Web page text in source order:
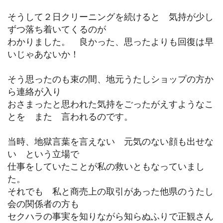
そうして２日クリーニングを続けると 気持が少し
ずつ落ち着いてくるのが
わかりました。 良かった、思ったよりも回復は早
いじゃあないか！
そう思ったのも束の間、地元うたしショップの方か
ら連絡が入り
おさまったと思われた気持をごったがえすようなこ
とを また 言われるのです。
当時、地獄言葉を言えない 元気のない顔も出せな
い という立場で
仕事をしていたことが私の救いともなっていまし
た。
それでも 私と商売上の取引があった他県のうたし
会の関係者の方も
セクハラの事実を知りながら知らぬふりで正観さん